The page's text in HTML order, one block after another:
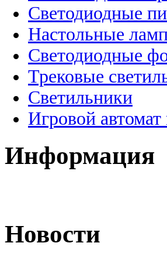
Светодиодные
Настольные
Светодиодные
Трековые
Светильники
Игровой
Информация
Новости